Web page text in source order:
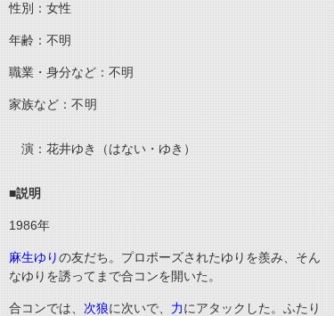
性別：女性
年齢：不明
職業・身分など：不明
家族など： 不明
演：花井ゆき（はない・ゆき）
■説明
1986年
麻生ゆりの友だち。プロポーズされたゆりを羨み、そん
なゆりを誘ってまで合コンを開いた。
合コンでは、 次狼に次いで、 力にアタックした。ふたり